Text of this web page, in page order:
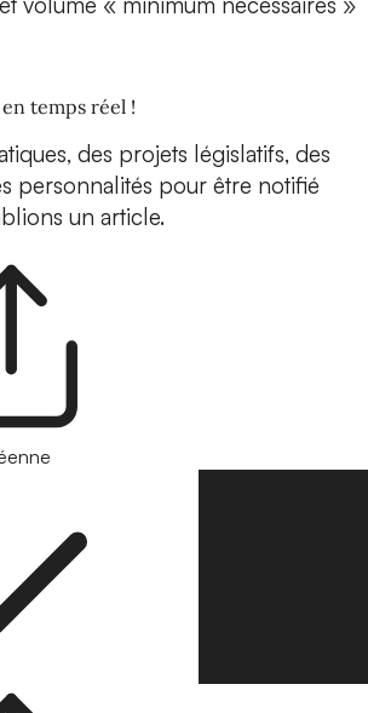
temps réel !
des projets législatifs, des
personnalités pour être notifié
un article.